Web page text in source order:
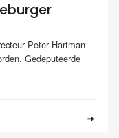
Peter Hartman
Gedeputeerde